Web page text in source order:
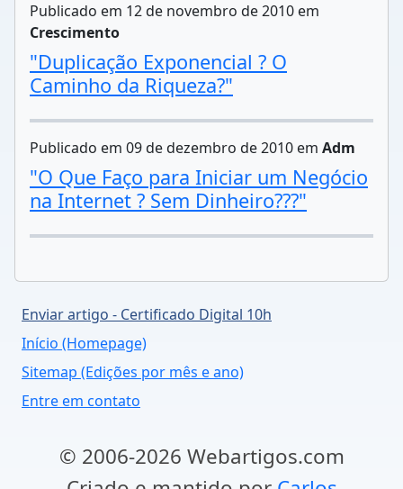
Publicado em 12 de novembro de 2010 em
Crescimento
"Duplicação Exponencial ? O
Caminho da Riqueza?"
Publicado em 09 de dezembro de 2010 em Adm
"O Que Faço para Iniciar um Negócio
na Internet ? Sem Dinheiro???"
Enviar artigo - Certificado Digital 10h
Início (Homepage)
Sitemap (Edições por mês e ano)
Entre em contato
© 2006-2026 Webartigos.com